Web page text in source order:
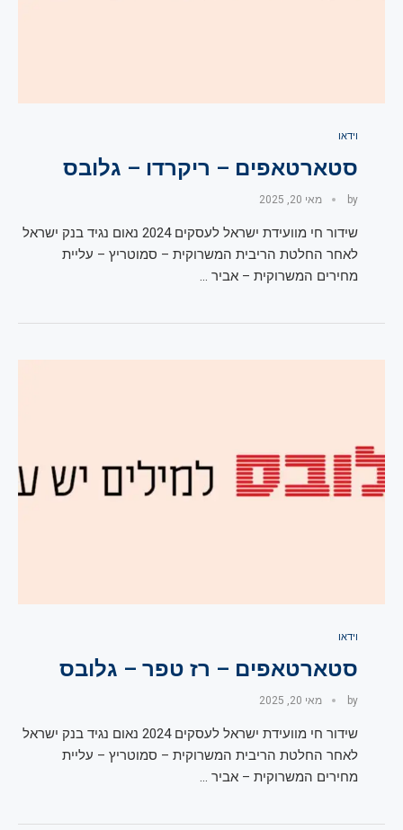
וידאו
סטארטאפים – ריקרדו – גלובס
by מאי 20, 2025
שידור חי מוועידת ישראל לעסקים 2024 נאום נגיד בנק ישראל
לאחר החלטת הריבית המשרוקית – סמוטריץ – עליית
מחירים המשרוקית – אביר …
וידאו
סטארטאפים – רז טפר – גלובס
by מאי 20, 2025
שידור חי מוועידת ישראל לעסקים 2024 נאום נגיד בנק ישראל
לאחר החלטת הריבית המשרוקית – סמוטריץ – עליית
מחירים המשרוקית – אביר …